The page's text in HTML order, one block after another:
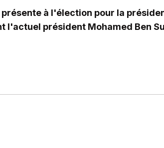
à l'élection pour la
l'actuel président Mohamed Ben